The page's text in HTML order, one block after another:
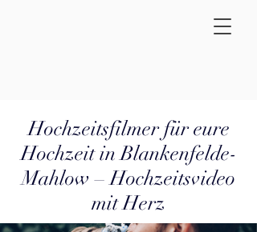
Hochzeitsfilmer für eure
Hochzeit in Blankenfelde-
Mahlow – Hochzeitsvideo
mit Herz